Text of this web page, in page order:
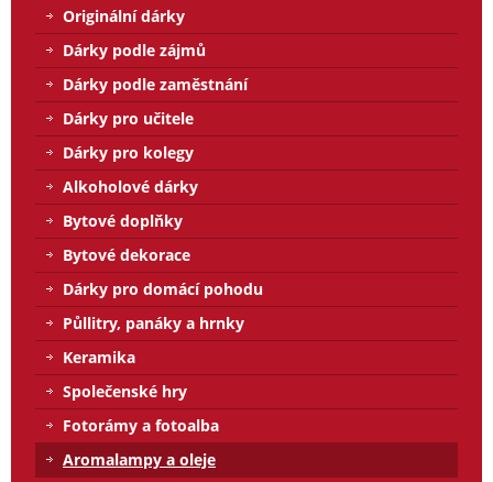
Originální dárky
Dárky podle zájmů
Dárky podle zaměstnání
Dárky pro učitele
Dárky pro kolegy
Alkoholové dárky
Bytové doplňky
Bytové dekorace
Dárky pro domácí pohodu
Půllitry, panáky a hrnky
Keramika
Společenské hry
Fotorámy a fotoalba
Aromalampy a oleje